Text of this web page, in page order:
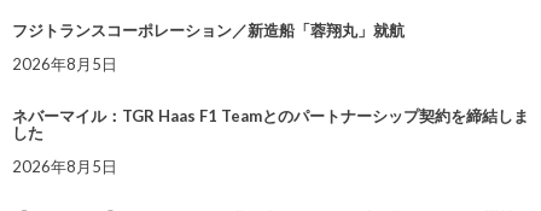
フジトランスコーポレーション／新造船「蓉翔丸」就航
2026年8月5日
ネバーマイル：TGR Haas F1 Teamとのパートナーシップ契約を締結しま
した
2026年8月5日